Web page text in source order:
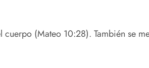
(Mateo 10:28). También se